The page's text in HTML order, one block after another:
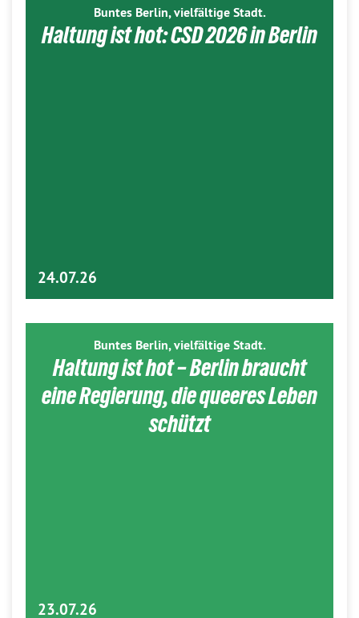
Buntes Berlin, vielfältige Stadt.
Haltung ist hot: CSD 2026 in Berlin
24.07.26
Buntes Berlin, vielfältige Stadt.
Haltung ist hot – Berlin braucht
eine Regierung, die queeres Leben
schützt
23.07.26